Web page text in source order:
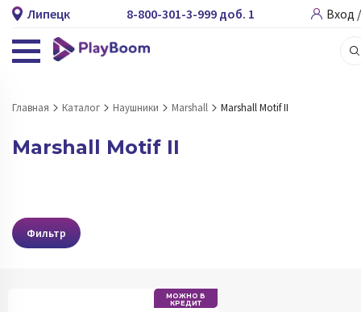
Липецк 8-800-301-3-999 доб. 1 Вход
Главная Каталог Наушники Marshall Marshall Motif II
Marshall Motif II
Фильтр
МОЖНО В
КРЕДИТ